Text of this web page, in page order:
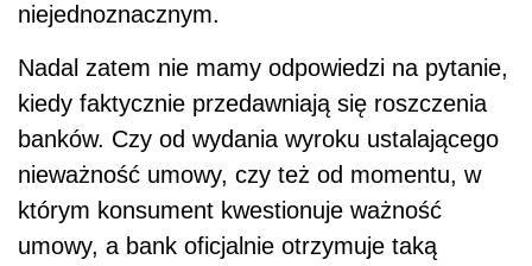
niejednoznacznym.
Nadal zatem nie mamy odpowiedzi na pytanie,
kiedy faktycznie przedawniają się roszczenia
banków. Czy od wydania wyroku ustalającego
nieważność umowy, czy też od momentu, w
którym konsument kwestionuje ważność
umowy, a bank oficjalnie otrzymuje taką